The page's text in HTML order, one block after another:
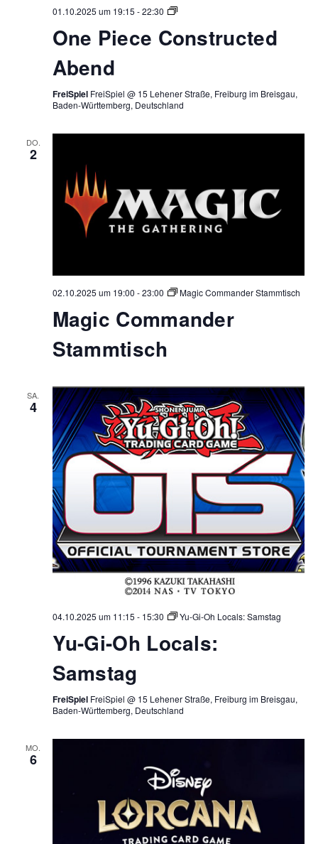
01.10.2025 um 19:15 -22:30
One
Constructed
Abend
One Piece Constructed
Abend
FreiSpiel FreiSpiel @ 15 Lehener Straße, Freiburg im Breisgau,
Baden-Württemberg, Deutschland
DO.
2
02.10.2025 um 19:00 -23:00 Magic Commander Stammtisch
Magic Commander
Stammtisch
SA.
4
04.10.2025 um 11:15 - 15:30 Yu-Gi-Oh Locals: Samstag
Yu-Gi-Oh Locals:
Samstag
FreiSpiel FreiSpiel @ 15 Lehener Straße, Freiburg im Breisgau,
Baden-Württemberg, Deutschland
MO.
6